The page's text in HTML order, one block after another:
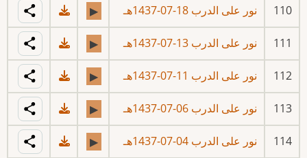
110 نور على الدرب 18-07-1437هـ ▶
111 نور على الدرب 13-07-1437هـ ▶
112 نور على الدرب 11-07-1437هـ ▶
113 نور على الدرب 06-07-1437هـ ▶
114 نور على الدرب 04-07-1437هـ ▶